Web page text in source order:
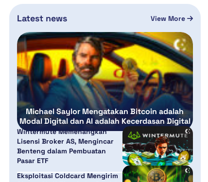
Latest news View More
Michael Saylor Mengatakan Bitcoin adalah
Modal Digital dan AI adalah Kecerdasan Digital
Wintermute Memenangkan
Lisensi Broker AS, Mengincar
Benteng dalam Pembuatan
Pasar ETF
Eksploitasi Coldcard Mengirim